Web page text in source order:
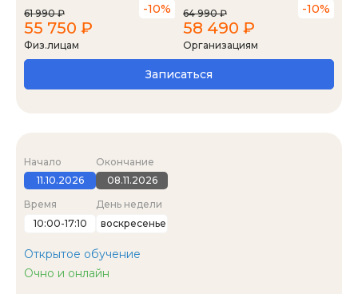
61 990 ₽ -10%
55 750 ₽
Физ.лицам
64 990 ₽ -10%
58 490 ₽
Организациям
Записаться
Начало
11.10.2026
Окончание
08.11.2026
Время
10:00-17:10
День недели
воскресенье
Открытое обучение
Очно и онлайн